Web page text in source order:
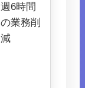
週6時間
の業務削
減